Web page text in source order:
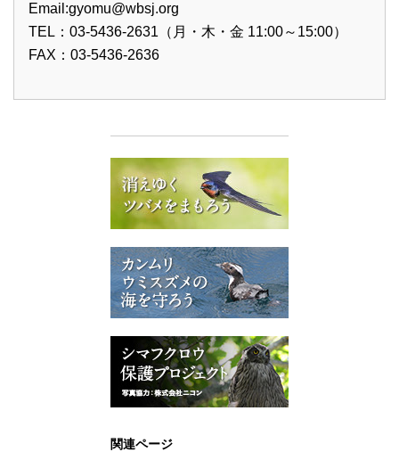
Email:gyomu@wbsj.org
TEL：03-5436-2631（月・木・金 11:00～15:00）
FAX：03-5436-2636
関連ページ